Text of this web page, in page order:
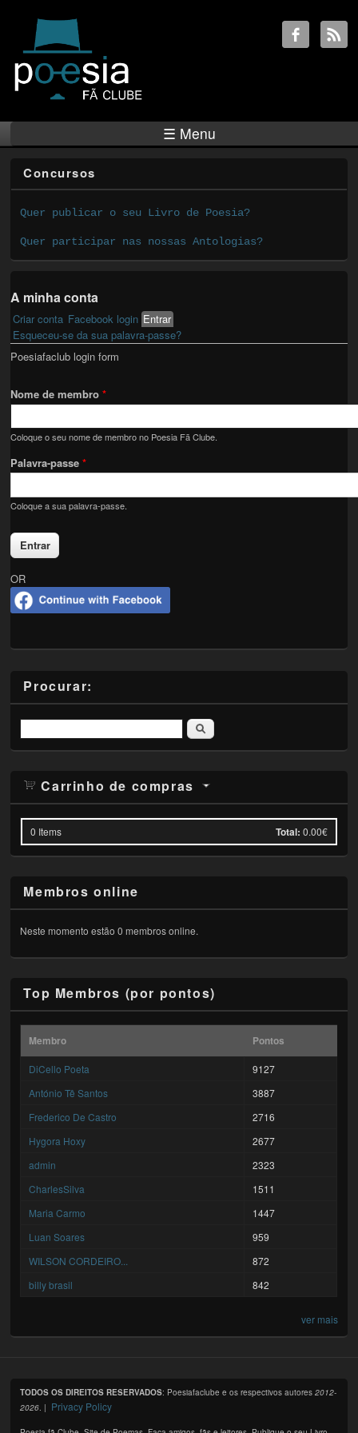
☰ Menu
Concursos
Quer publicar o seu Livro de Poesia?
Quer participar nas nossas Antologias?
A minha conta
Primary tabs
Criar conta Facebook login Entrar(active tab)
Esqueceu-se da sua palavra-passe?
Poesiafaclub login form
Nome de membro*
Coloque o seu nome de membro no Poesia Fã Clube.
Palavra-passe*
Coloque a sua palavra-passe.
OR
Procurar:
Pesquisar
Carrinho de compras
0 Items Total: 0.00€
Membros online
Neste momento estão 0 membros online.
Top Membros (por pontos)
Membro Pontos
DiCello Poeta
9127
António Tê Santos
3887
Frederico De Castro
2716
Hygora Hoxy
2677
admin
2323
CharlesSilva
1511
Maria Carmo
1447
Luan Soares
959
WILSON CORDEIRO...
872
billy brasil
842
ver mais
TODOS OS DIREITOS RESERVADOS: Poesiafaclube e os respectivos autores2012-
2026 . | Privacy Policy